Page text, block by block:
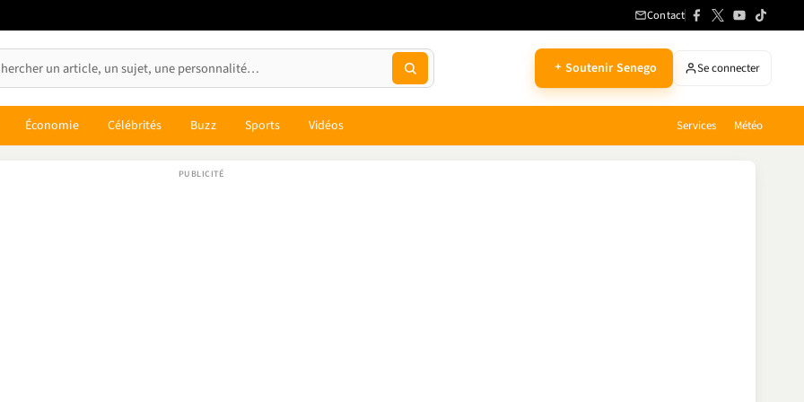
Contact
Soutenir Senego Se connecter
Économie Célébrités Buzz Sports Vidéos Services Météo